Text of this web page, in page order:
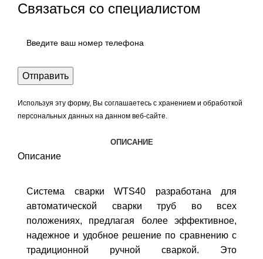
Связаться со специалистом
Используя эту форму, Вы соглашаетесь с хранением и обработкой
персональных данных на данном веб-сайте.
ОПИСАНИЕ
Описание
Система сварки WTS40 разработана для
автоматической сварки труб во всех
положениях, предлагая более эффективное,
надежное и удобное решение по сравнению с
традиционной ручной сваркой. Это